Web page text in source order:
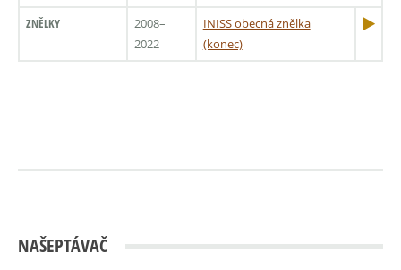
ZNĚLKY
2008–
2022
INISS obecná znělka
(konec)
NAŠEPTÁVAČ